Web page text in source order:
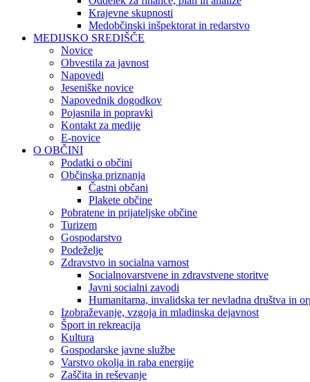
Krajevne skupnosti
Medobčinski inšpektorat in redarstvo
MEDIJSKO SREDIŠČE
Novice
Obvestila za javnost
Napovedi
Jeseniške novice
Napovednik dogodkov
Pojasnila in popravki
Kontakt za medije
E-novice
O OBČINI
Podatki o občini
Občinska priznanja
Častni občani
Plakete občine
Pobratene in prijateljske občine
Turizem
Gospodarstvo
Podeželje
Zdravstvo in socialna varnost
Socialnovarstvene in zdravstvene storitve
Javni socialni zavodi
Humanitarna, invalidska ter nevladna društva in
Izobraževanje, vzgoja in mladinska dejavnost
Šport in rekreacija
Kultura
Gospodarske javne službe
Varstvo okolja in raba energije
Zaščita in reševanje